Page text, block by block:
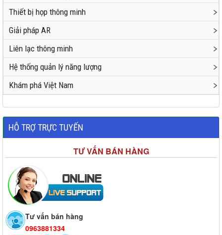
Thiết bị họp thông minh
Giải pháp AR
Liên lạc thông minh
Hệ thống quản lý năng lượng
Khám phá Việt Nam
HỖ TRỢ TRỰC TUYẾN
TƯ VẤN BÁN HÀNG
Tư vấn bán hàng
0963881334